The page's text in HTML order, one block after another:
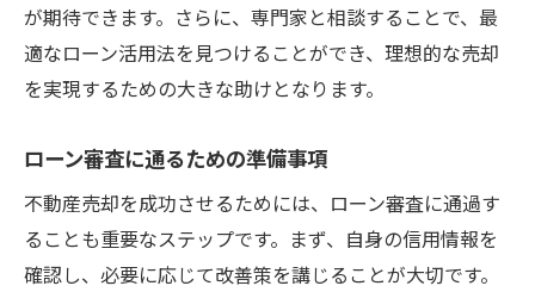
が期待できます。さらに、専門家と相談することで、最
適なローン活用法を見つけることができ、理想的な売却
を実現するための大きな助けとなります。
ローン審査に通るための準備事項
不動産売却を成功させるためには、ローン審査に通過す
ることも重要なステップです。まず、自身の信用情報を
確認し、必要に応じて改善策を講じることが大切です。